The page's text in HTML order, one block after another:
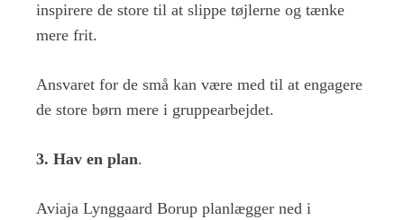
inspirere de store til at slippe tøjlerne og tænke
mere frit.
Ansvaret for de små kan være med til at engagere
de store børn mere i gruppearbejdet.
3. Hav en plan.
Aviaja Lynggaard Borup planlægger ned i